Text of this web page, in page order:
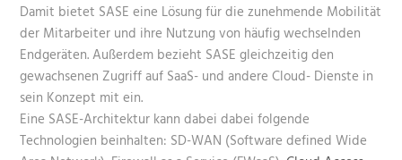
Damit bietet SASE eine Lösung für die zunehmende Mobilität
der Mitarbeiter und ihre Nutzung von häufig wechselnden
Endgeräten. Außerdem bezieht SASE gleichzeitig den
gewachsenen Zugriff auf SaaS- und andere Cloud- Dienste in
sein Konzept mit ein.
Eine SASE-Architektur kann dabei dabei folgende
Technologien beinhalten: SD-WAN (Software defined Wide